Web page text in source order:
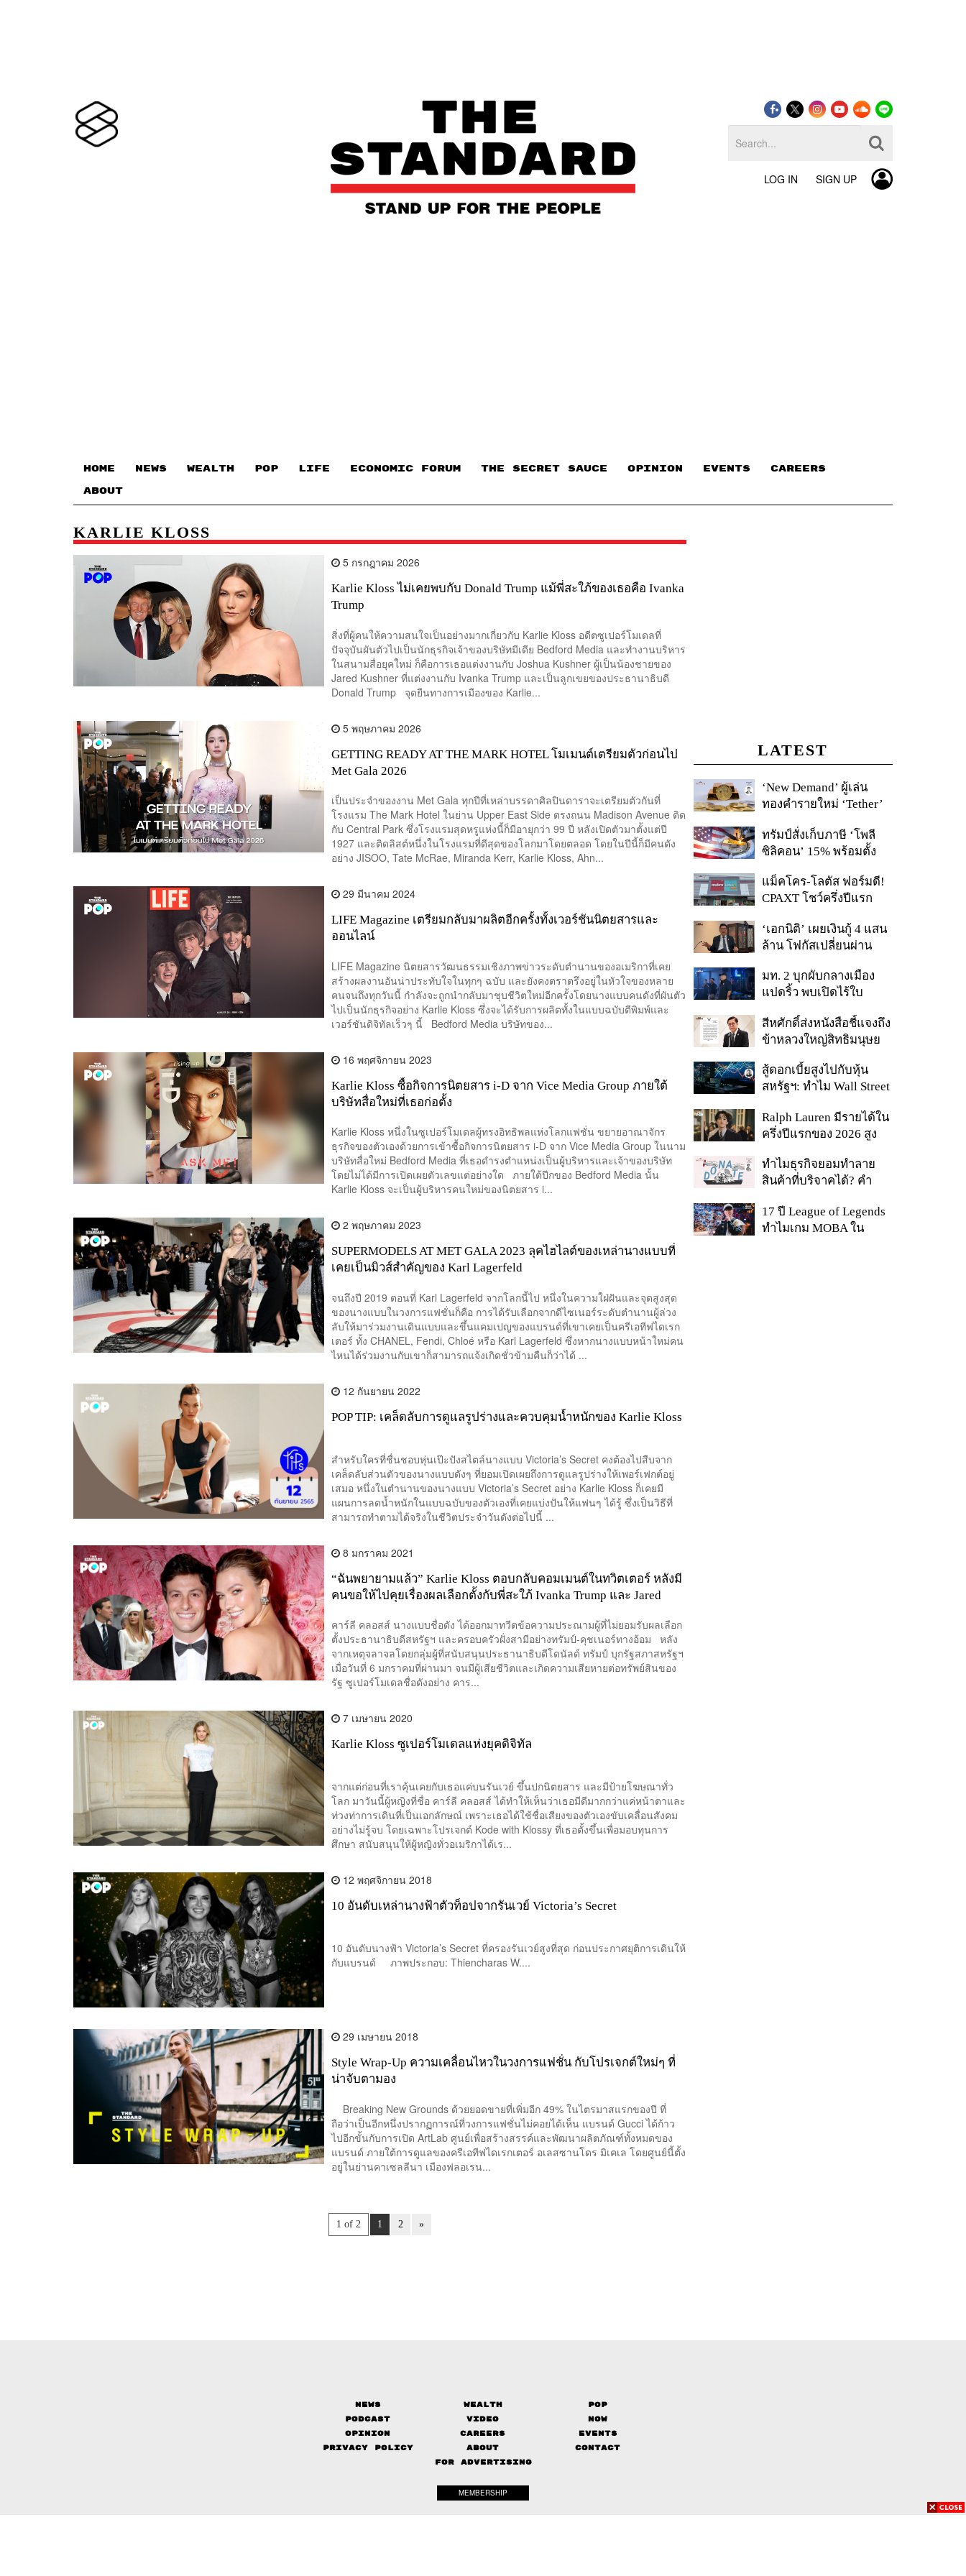
LOG IN SIGN UP
HOME NEWS WEALTH POP LIFE ECONOMIC FORUM THE SECRET SAUCE​ OPINION EVENTS CAREERS
ABOUT
KARLIE KLOSS
5 กรกฎาคม 2026
Karlie Kloss ไม่เคยพบกับ Donald Trump แม้พี่สะใภ้ของเธอคือ Ivanka
Trump
สิ่งที่ผู้คนให้ความสนใจเป็นอย่างมากเกี่ยวกับ Karlie Kloss อดีตซูเปอร์โมเดลที่
ปัจจุบันผันตัวไปเป็นนักธุรกิจเจ้าของบริษัทมีเดีย Bedford Media และทำงานบริหาร
ในสนามสื่อยุคใหม่ ก็คือการเธอแต่งงานกับ Joshua Kushner ผู้เป็นน้องชายของ
Jared Kushner ที่แต่งงานกับ Ivanka Trump และเป็นลูกเขยของประธานาธิบดี
Donald Trump จุดยืนทางการเมืองของ Karlie...
5 พฤษภาคม 2026
GETTING READY AT THE MARK HOTEL โมเมนต์เตรียมตัวก่อนไป
Met Gala 2026
เป็นประจำของงาน Met Gala ทุกปีที่เหล่าบรรดาศิลปินดาราจะเตรียมตัวกันที่
โรงแรม The Mark Hotel ในย่าน Upper East Side ตรงถนน Madison Avenue ติด
กับ Central Park ซึ่งโรงแรมสุดหรูแห่งนี้ก็มีอายุกว่า 99 ปี หลังเปิดตัวมาตั้งแต่ปี
1927 และติดลิสต์หนึ่งในโรงแรมที่ดีสุดของโลกมาโดยตลอด โดยในปีนี้ก็มีคนดัง
อย่าง JISOO, Tate McRae, Miranda Kerr, Karlie Kloss, Ahn...
29 มีนาคม 2024
LIFE Magazine เตรียมกลับมาผลิตอีกครั้งทั้งเวอร์ชันนิตยสารและ
ออนไลน์
LIFE Magazine นิตยสารวัฒนธรรมเชิงภาพข่าวระดับตำนานของอเมริกาที่เคย
สร้างผลงานอันน่าประทับใจในทุกๆ ฉบับ และยังคงตราตรึงอยู่ในหัวใจของหลาย
คนจนถึงทุกวันนี้ กำลังจะถูกนำกลับมาชุบชีวิตใหม่อีกครั้งโดยนางแบบคนดังที่ผันตัว
ไปเป็นนักธุรกิจอย่าง Karlie Kloss ซึ่งจะได้รับการผลิตทั้งในแบบฉบับตีพิมพ์และ
เวอร์ชันดิจิทัลเร็วๆ นี้ Bedford Media บริษัทของ...
16 พฤศจิกายน 2023
Karlie Kloss ซื้อกิจการนิตยสาร i-D จาก Vice Media Group ภายใต้
บริษัทสื่อใหม่ที่เธอก่อตั้ง
Karlie Kloss หนึ่งในซูเปอร์โมเดลผู้ทรงอิทธิพลแห่งโลกแฟชั่น ขยายอาณาจักร
ธุรกิจของตัวเองด้วยการเข้าซื้อกิจการนิตยสาร i-D จาก Vice Media Group ในนาม
บริษัทสื่อใหม่ Bedford Media ที่เธอดำรงตำแหน่งเป็นผู้บริหารและเจ้าของบริษัท
โดยไม่ได้มีการเปิดเผยตัวเลขแต่อย่างใด ภายใต้ปีกของ Bedford Media นั้น
Karlie Kloss จะเป็นผู้บริหารคนใหม่ของนิตยสาร i...
2 พฤษภาคม 2023
SUPERMODELS AT MET GALA 2023 ลุคไฮไลต์ของเหล่านางแบบที่
เคยเป็นมิวส์สำคัญของ Karl Lagerfeld
จนถึงปี 2019 ตอนที่ Karl Lagerfeld จากโลกนี้ไป หนึ่งในความใฝ่ฝันและจุดสูงสุด
ของนางแบบในวงการแฟชั่นก็คือ การได้รับเลือกจากดีไซเนอร์ระดับตำนานผู้ล่วง
ลับให้มาร่วมงานเดินแบบและขึ้นแคมเปญของแบรนด์ที่เขาเคยเป็นครีเอทีฟไดเรก
เตอร์ ทั้ง CHANEL, Fendi, Chloé หรือ Karl Lagerfeld ซึ่งหากนางแบบหน้าใหม่คน
ไหนได้ร่วมงานกับเขาก็สามารถแจ้งเกิดชั่วข้ามคืนก็ว่าได้ ...
12 กันยายน 2022
POP TIP: เคล็ดลับการดูแลรูปร่างและควบคุมน้ำหนักของ Karlie Kloss
สำหรับใครที่ชื่นชอบหุ่นเป๊ะปังสไตล์นางแบบ Victoria’s Secret คงต้องไปสืบจาก
เคล็ดลับส่วนตัวของนางแบบดังๆ ที่ยอมเปิดเผยถึงการดูแลรูปร่างให้เพอร์เฟกต์อยู่
เสมอ หนึ่งในตำนานของนางแบบ Victoria’s Secret อย่าง Karlie Kloss ก็เคยมี
แผนการลดน้ำหนักในแบบฉบับของตัวเองที่เคยแบ่งปันให้แฟนๆ ได้รู้ ซึ่งเป็นวิธีที่
สามารถทำตามได้จริงในชีวิตประจำวันดังต่อไปนี้ ...
8 มกราคม 2021
“ฉันพยายามแล้ว” Karlie Kloss ตอบกลับคอมเมนต์ในทวิตเตอร์ หลังมี
คนขอให้ไปคุยเรื่องผลเลือกตั้งกับพี่สะใภ้ Ivanka Trump และ Jared
คาร์ลี คลอสส์ นางแบบชื่อดัง ได้ออกมาทวีตข้อความประณามผู้ที่ไม่ยอมรับผลเลือก
ตั้งประธานาธิบดีสหรัฐฯ และครอบครัวฝั่งสามีอย่างทรัมป์-คุชเนอร์ทางอ้อม หลัง
จากเหตุจลาจลโดยกลุ่มผู้ที่สนับสนุนประธานาธิบดีโดนัลด์ ทรัมป์ บุกรัฐสภาสหรัฐฯ
เมื่อวันที่ 6 มกราคมที่ผ่านมา จนมีผู้เสียชีวิตและเกิดความเสียหายต่อทรัพย์สินของ
รัฐ ซูเปอร์โมเดลชื่อดังอย่าง คาร...
7 เมษายน 2020
Karlie Kloss ซูเปอร์โมเดลแห่งยุคดิจิทัล
จากแต่ก่อนที่เราคุ้นเคยกับเธอแค่บนรันเวย์ ขึ้นปกนิตยสาร และมีป้ายโฆษณาทั่ว
โลก มาวันนี้ผู้หญิงที่ชื่อ คาร์ลี คลอสส์ ได้ทำให้เห็นว่าเธอมีดีมากกว่าแค่หน้าตาและ
ท่วงท่าการเดินที่เป็นเอกลักษณ์ เพราะเธอได้ใช้ชื่อเสียงของตัวเองขับเคลื่อนสังคม
อย่างไม่รู้จบ โดยเฉพาะโปรเจกต์ Kode with Klossy ที่เธอตั้งขึ้นเพื่อมอบทุนการ
ศึกษา สนับสนุนให้ผู้หญิงทั่วอเมริกาได้เร...
12 พฤศจิกายน 2018
10 อันดับเหล่านางฟ้าตัวท็อปจากรันเวย์ Victoria’s Secret
10 อันดับนางฟ้า Victoria’s Secret ที่ครองรันเวย์สูงที่สุด ก่อนประกาศยุติการเดินให้
กับแบรนด์ ภาพประกอบ: Thiencharas W....
29 เมษายน 2018
Style Wrap-Up ความเคลื่อนไหวในวงการแฟชั่น กับโปรเจกต์ใหม่ๆ ที่
น่าจับตามอง
Breaking New Grounds ด้วยยอดขายที่เพิ่มอีก 49% ในไตรมาสแรกของปี ที่
ถือว่าเป็นอีกหนึ่งปรากฏการณ์ที่วงการแฟชั่นไม่คอยได้เห็น แบรนด์ Gucci ได้ก้าว
ไปอีกขั้นกับการเปิด ArtLab ศูนย์เพื่อสร้างสรรค์และพัฒนาผลิตภัณฑ์ทั้งหมดของ
แบรนด์ ภายใต้การดูแลของครีเอทีฟไดเรกเตอร์ อเลสซานโดร มิเคเล โดยศูนย์นี้ตั้ง
อยู่ในย่านคาเซลลีนา เมืองฟลอเรน...
1 of 2 1 2 »
LATEST
‘New Demand’ ผู้เล่น
ทองคำรายใหม่ ‘Tether’
ทรัมป์สั่งเก็บภาษี ‘โพลี
ซิลิคอน’ 15% พร้อมตั้ง
แม็คโคร-โลตัส ฟอร์มดี!
CPAXT โชว์ครึ่งปีแรก
เร่งปรับโฉมสาขาใหม่ดัน
พื้นที่เช่าโต
‘เอกนิติ’ เผยเงินกู้ 4 แสน
ล้าน โฟกัสเปลี่ยนผ่าน
พลัส’ เฟส 2 รอประเมิน
ความเหมาะสม
มท. 2 บุกผับกลางเมือง
แปดริ้ว พบเปิดไร้ใบ
ใช้บริการ ฉี่ม่วง 32 ราย
จ่อปิด 5 ปี
สีหศักดิ์ส่งหนังสือชี้แจงถึง
ข้าหลวงใหญ่สิทธิมนุษย
‘คลาดเคลื่อน-ไม่เป็น
ธรรม’
สู้ดอกเบี้ยสูงไปกับหุ้น
สหรัฐฯ: ทำไม Wall Street
Ralph Lauren มีรายได้ใน
ครึ่งปีแรกของ 2026 สูง
ทำไมธุรกิจยอมทำลาย
สินค้าที่บริจาคได้? คำ
จริยธรรมแต่อยู่ที่ระบบ
ภาษี
17 ปี League of Legends
ทำไมเกม MOBA ใน
News Wealth
Pop
Podcast
Video
Now
Opinion
Careers
Events
Privacy Policy
About
Contact
FOR ADVERTISING
MEMBERSHIP